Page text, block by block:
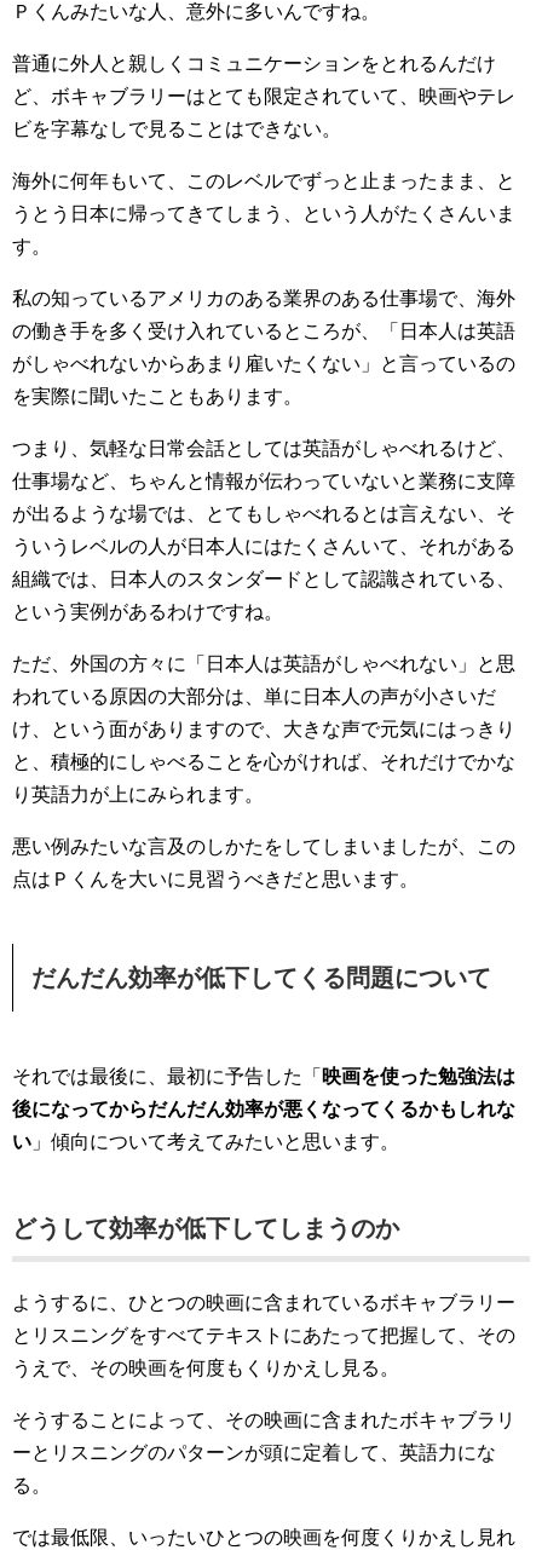
Ｐくんみたいな人、意外に多いんですね。
普通に外人と親しくコミュニケーションをとれるんだけ
ど、ボキャブラリーはとても限定されていて、映画やテレ
ビを字幕なしで見ることはできない。
海外に何年もいて、このレベルでずっと止まったまま、と
うとう日本に帰ってきてしまう、という人がたくさんいま
す。
私の知っているアメリカのある業界のある仕事場で、海外
の働き手を多く受け入れているところが、「日本人は英語
がしゃべれないからあまり雇いたくない」と言っているの
を実際に聞いたこともあります。
つまり、気軽な日常会話としては英語がしゃべれるけど、
仕事場など、ちゃんと情報が伝わっていないと業務に支障
が出るような場では、とてもしゃべれるとは言えない、そ
ういうレベルの人が日本人にはたくさんいて、それがある
組織では、日本人のスタンダードとして認識されている、
という実例があるわけですね。
ただ、外国の方々に「日本人は英語がしゃべれない」と思
われている原因の大部分は、単に日本人の声が小さいだ
け、という面がありますので、大きな声で元気にはっきり
と、積極的にしゃべることを心がければ、それだけでかな
り英語力が上にみられます。
悪い例みたいな言及のしかたをしてしまいましたが、この
点はＰくんを大いに見習うべきだと思います。
だんだん効率が低下してくる問題について
それでは最後に、最初に予告した「 映画を使った勉強法は
後になってからだんだん効率が悪くなってくるかもしれな
い 」傾向について考えてみたいと思います。
どうして効率が低下してしまうのか
ようするに、ひとつの映画に含まれているボキャブラリー
とリスニングをすべてテキストにあたって把握して、その
うえで、その映画を何度もくりかえし見る。
そうすることによって、その映画に含まれたボキャブラリ
ーとリスニングのパターンが頭に定着して、英語力にな
る。
では最低限、いったいひとつの映画を何度くりかえし見れ